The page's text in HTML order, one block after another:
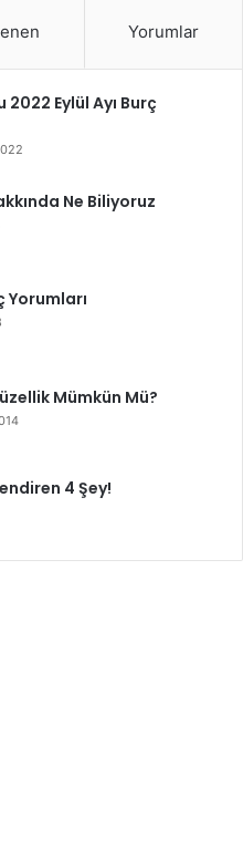
Yorumlar
2022 Eylül Ayı Burç
Ne Biliyoruz
Yorumları
Mümkün Mü?
4 Şey!